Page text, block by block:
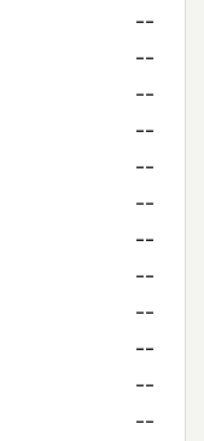
--
--
--
--
--
--
--
--
--
--
--
--